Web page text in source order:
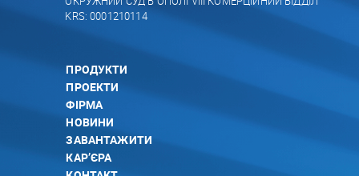
KRS: 0001210114
ПРОДУКТИ
ПРОЕКТИ
ФІРМА
НОВИНИ
ЗАВАНТАЖИТИ
КАР’ЄРА